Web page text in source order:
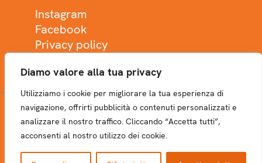
Diamo valore alla tua privacy
Utilizziamo i cookie per migliorare la tua esperienza di
navigazione, offrirti pubblicità o contenuti personalizzati e
analizzare il nostro traffico. Cliccando “Accetta tutti”,
acconsenti al nostro utilizzo dei cookie.
Instagram
Facebook
Privacy policy
NEWSLETTER